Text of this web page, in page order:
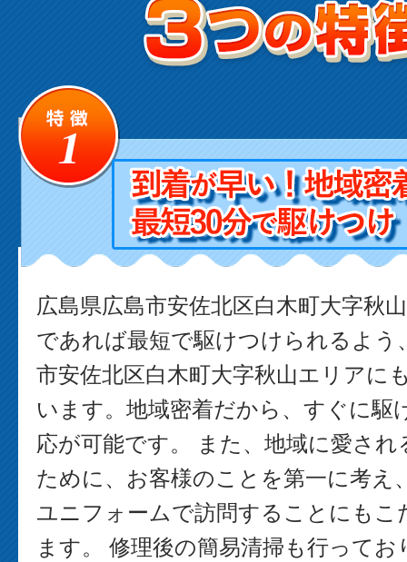
広島県広島市安佐北区白木町大字秋
であれば最短で駆けつけられるよう
市安佐北区白木町大字秋山エリアに
います。地域密着だから、すぐに駆
応が可能です。 また、地域に愛さ
ために、お客様のことを第一に考え
ユニフォームで訪問することにもこ
ます。 修理後の簡易清掃も行ってお